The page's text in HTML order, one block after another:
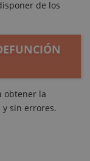
de los
obtener la
sin errores.